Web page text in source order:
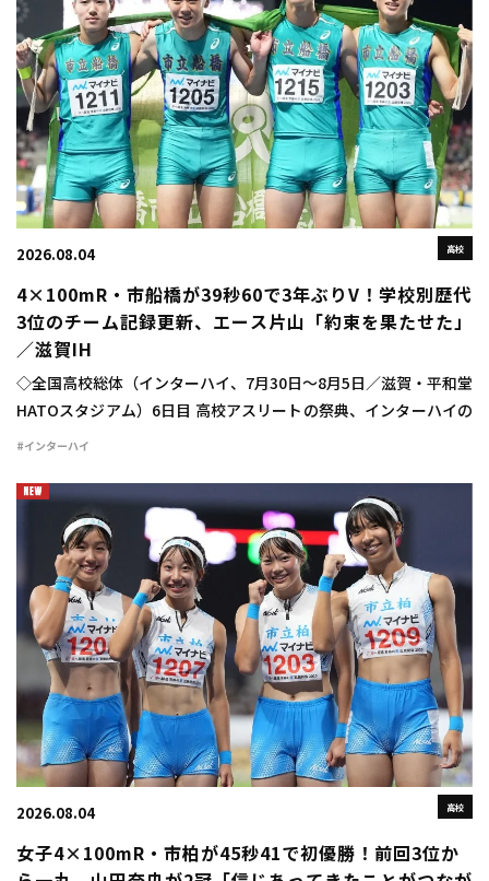
高校
2026.08.04
4×100mR・市船橋が39秒60で3年ぶりV！学校別歴代
3位のチーム記録更新、エース片山「約束を果たせた」
／滋賀IH
◇全国高校総体（インターハイ、7月30日～8月5日／滋賀・平和堂
HATOスタジアム）6日目 高校アスリートの祭典、インターハイの
6日目が行われ、男子4×100mリレーは市船橋（千葉）が高校歴代
#インターハイ
高校
2026.08.04
女子4×100mR・市柏が45秒41で初優勝！前回3位か